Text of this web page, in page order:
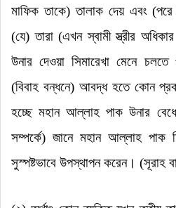
মাফিক তাকে) তালাক দেয় এবং (পরে
(যে) তারা (এখন স্বামী স্ত্রীর
উনার দেওয়া সিমারেখা মেনে চলতে
(বিবাহ বন্ধনে) আবদ্ধ হতে কোন
হচ্ছে মহান আল্লাহ পাক উনার
সম্পর্কে) জানে মহান আল্লাহ পাক
সুস্পষ্টভাবে উপস্থাপন করেন। (সূরাহ